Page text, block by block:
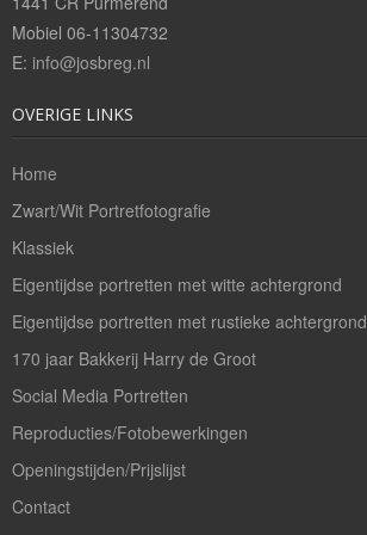
Bedrijfsreportages
Theaterfotografie
Openingstijden/Prijzen
Mobiel 06-11304732
E: info@josbreg.nl
OVERIGE LINKS
Home
Zwart/Wit Portretfotografie
Klassiek
Eigentijdse portretten met witte achtergrond
Eigentijdse portretten met rustieke achtergrond
170 jaar Bakkerij Harry de Groot
Social Media Portretten
Reproducties/Fotobewerkingen
Openingstijden/Prijslijst
Contact